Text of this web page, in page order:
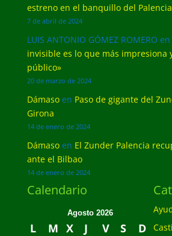
estreno en el banquillo del
7 de abril de 2024
LUIS ANTONIO GÓMEZ ROMERO en
invisible es lo que más impresiona
público»
20 de marzo de 2024
Dámasoen Paso de gigante del
Girona
14 de enero de 2024
Dámasoen El Zunder Palencia
ante el Bilbao
14 de enero de 2024
Calendario
Agosto 2026
L M X J V S
D